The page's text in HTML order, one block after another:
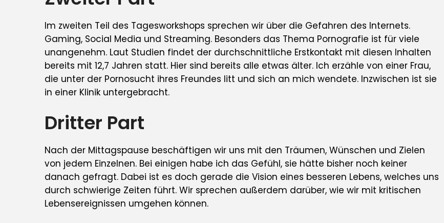
Im zweiten Teil des Tagesworkshops sprechen wir über die Gefahren des Internets.
Gaming, Social Media und Streaming. Besonders das Thema Pornografie ist für viele
unangenehm. Laut Studien findet der durchschnittliche Erstkontakt mit diesen Inhalten
bereits mit 12,7 Jahren statt. Hier sind bereits alle etwas älter. Ich erzähle von einer Frau,
die unter der Pornosucht ihres Freundes litt und sich an mich wendete. Inzwischen ist sie
in einer Klinik untergebracht.
Dritter Part
Nach der Mittagspause beschäftigen wir uns mit den Träumen, Wünschen und Zielen
von jedem Einzelnen. Bei einigen habe ich das Gefühl, sie hätte bisher noch keiner
danach gefragt. Dabei ist es doch gerade die Vision eines besseren Lebens, welches uns
durch schwierige Zeiten führt. Wir sprechen außerdem darüber, wie wir mit kritischen
Lebensereignissen umgehen können.